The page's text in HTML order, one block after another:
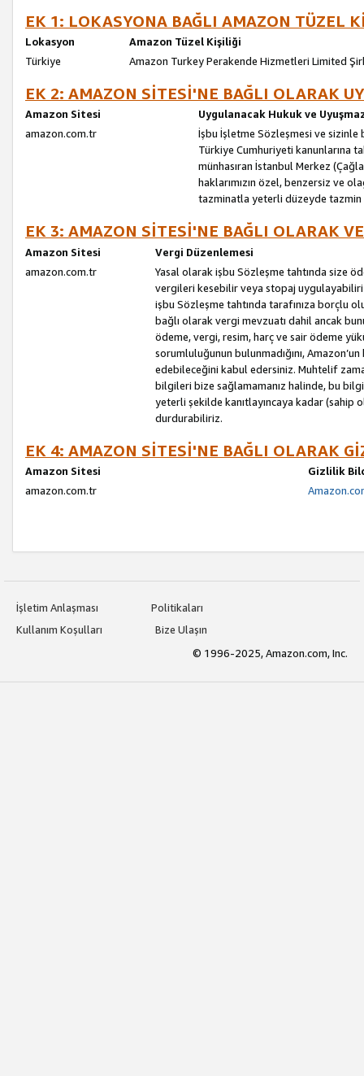
EK 1: LOKASYONA BAĞLI AMAZON TÜZEL
Lokasyon
Amazon Tüzel Kişiliği
Türkiye
Amazon Turkey Perakende Hizmetleri Limited
EK 2: AMAZON SİTESİ'NE BAĞLI OLARAK
Amazon Sitesi
Uygulanacak Hukuk ve
amazon.com.tr
İşbu İşletme Sözleşmesi ve sizinle
Türkiye Cumhuriyeti kanunlarına
münhasıran İstanbul Merkez
haklarımızın özel, benzersiz ve
tazminatla yeterli düzeyde
EK 3: AMAZON SİTESİ'NE BAĞLI OLARAK
Amazon Sitesi
Vergi Düzenlemesi
amazon.com.tr
Yasal olarak işbu Sözleşme tahtında size
vergileri kesebilir veya stopaj
işbu Sözleşme tahtında tarafınıza borçlu
bağlı olarak vergi mevzuatı dahil ancak
ödeme, vergi, resim, harç ve sair ödeme
sorumluluğunun bulunmadığını,
edebileceğini kabul edersiniz. Muhtelif
bilgileri bize sağlamamanız halinde, bu
yeterli şekilde kanıtlayıncaya kadar
durdurabiliriz.
EK 4: AMAZON SİTESİ'NE BAĞLI OLARAK
Amazon Sitesi
Gizlilik
amazon.com.tr
İşletim Anlaşması
Politikaları
Kullanım Koşulları
Bize Ulaşın
© 1996-2025, Amazon.com, Inc.